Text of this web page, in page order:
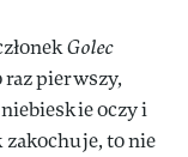
Golec
raz pierwszy,
oczy i
zakochuje, to nie